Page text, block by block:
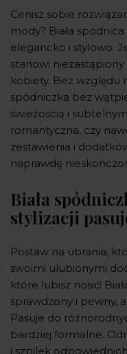
Cenisz sobie
mody? Biała
elegancko i stylowo.
stanowi
kobiety. Bez względu
spódniczka bez
świeżością i
romantyczna, czy
zestawienia i
naprawdę
Biała
stylizacji
Postaw na ubrania,
swoimi ulubionymi
które lubisz nosić!
sprawdzony i pewny,
Pasuje do
bardziej formalne.
i szpilek